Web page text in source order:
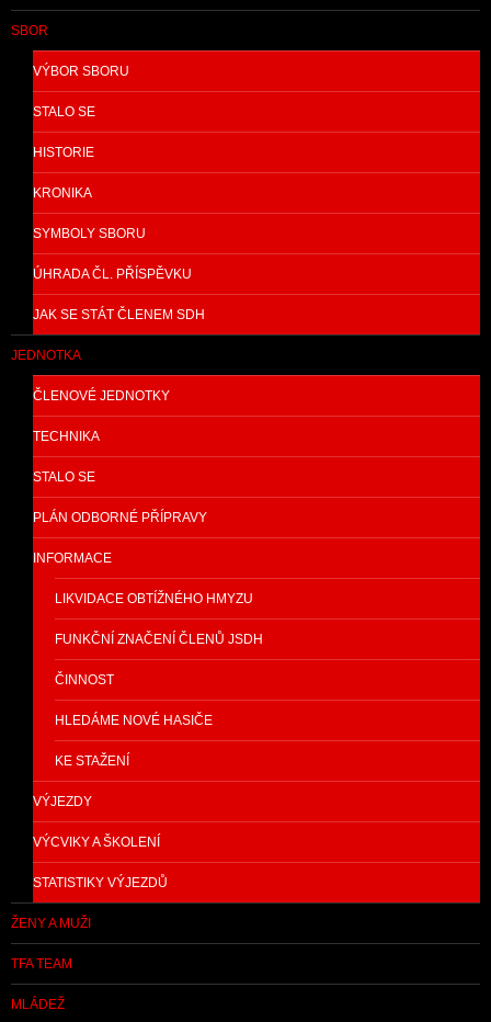
SBOR
VÝBOR SBORU
STALO SE
HISTORIE
KRONIKA
SYMBOLY SBORU
ÚHRADA ČL. PŘÍSPĚVKU
JAK SE STÁT ČLENEM SDH
JEDNOTKA
ČLENOVÉ JEDNOTKY
TECHNIKA
STALO SE
PLÁN ODBORNÉ PŘÍPRAVY
INFORMACE
LIKVIDACE OBTÍŽNÉHO HMYZU
FUNKČNÍ ZNAČENÍ ČLENŮ JSDH
ČINNOST
HLEDÁME NOVÉ HASIČE
KE STAŽENÍ
VÝJEZDY
VÝCVIKY A ŠKOLENÍ
STATISTIKY VÝJEZDŮ
ŽENY A MUŽI
TFA TEAM
MLÁDEŽ